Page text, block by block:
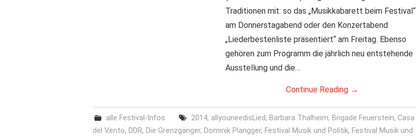
Traditionen mit: so das „Musikkabarett beim Festival“
am Donnerstagabend oder den Konzertabend
„Liederbestenliste präsentiert“ am Freitag. Ebenso
gehören zum Programm die jährlich neu entstehende
Ausstellung und die…
Continue Reading →
alle Festival-Infos 2014, allyouneedisLied, Barbara Thalheim, Brigade Feuerstein, Casa
del Vento, DDR, Die Grenzgänger, Dominik Plangger, Festival Musik und Politik, Festival Musik und